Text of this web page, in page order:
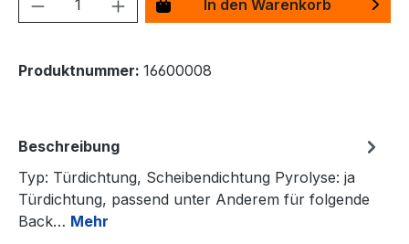
In den Warenkorb
Produktnummer: 16600008
Beschreibung
Typ: Türdichtung, Scheibendichtung Pyrolyse: ja
Türdichtung, passend unter Anderem für folgende
Back… Mehr